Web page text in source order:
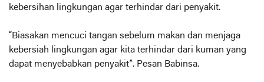
kebersihan lingkungan agar terhindar dari penyakit.
“Biasakan mencuci tangan sebelum makan dan menjaga
kebersiah lingkungan agar kita terhindar dari kuman yang
dapat menyebabkan penyakit”. Pesan Babinsa.